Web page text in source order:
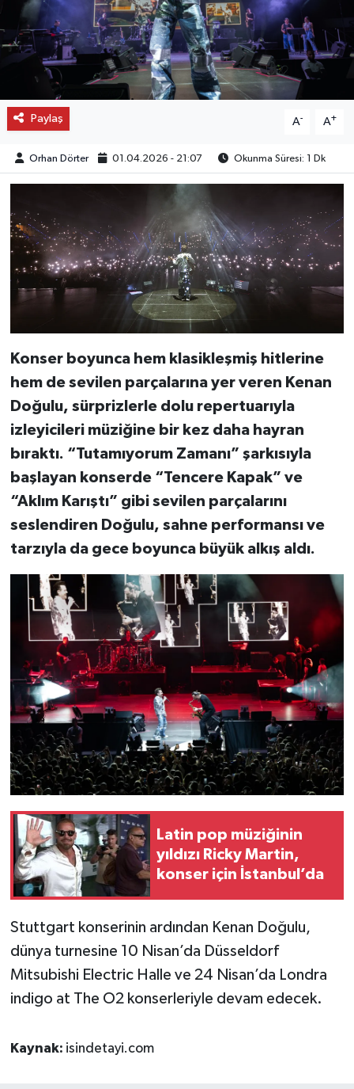
Paylaş A- A+
Orhan Dörter 01.04.2026 - 21:07 Okunma Süresi: 1 Dk
Konser boyunca hem klasikleşmiş hitlerine
hem de sevilen parçalarına yer veren Kenan
Doğulu, sürprizlerle dolu repertuarıyla
izleyicileri müziğine bir kez daha hayran
bıraktı. “Tutamıyorum Zamanı” şarkısıyla
başlayan konserde “Tencere Kapak” ve
“Aklım Karıştı” gibi sevilen parçalarını
seslendiren Doğulu, sahne performansı ve
tarzıyla da gece boyunca büyük alkış aldı.
Latin pop müziğinin
yıldızı Ricky Martin,
konser için İstanbul’da
Stuttgart konserinin ardından Kenan Doğulu,
dünya turnesine 10 Nisan’da Düsseldorf
Mitsubishi Electric Halle ve 24 Nisan’da Londra
indigo at The O2 konserleriyle devam edecek.
Kaynak: isindetayi.com